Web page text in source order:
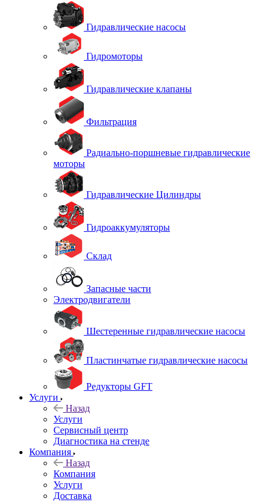
Гидравлические насосы
Гидромоторы
Гидравлические клапаны
Фильтрация
Радиально-поршневые гидравлические
моторы
Гидравлические Цилиндры
Гидроаккумуляторы
Склад
Запасные части
Электродвигатели
Шестеренные гидравлические насосы
Пластинчатые гидравлические насосы
Редукторы GFT
Услуги
Назад
Услуги
Сервисный центр
Диагностика на стенде
Компания
Назад
Компания
Услуги
Доставка